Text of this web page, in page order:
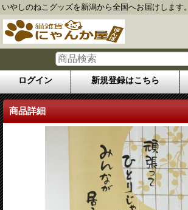
いやしのねこグッズを新潟から全国へお届けします。
ログイン 新規登録はこちら
商品詳細